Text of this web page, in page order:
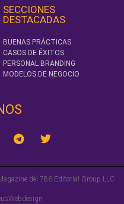
SECCIONES
DESTACADAS
BUENAS PRÁCTICAS
CASOS DE ÉXITOS
PERSONAL BRANDING
MODELOS DE NEGOCIO
del 786 Editorial Group LLC